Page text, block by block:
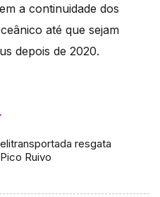
a continuidade dos
até que sejam
depois de 2020.
resgata
Ruivo